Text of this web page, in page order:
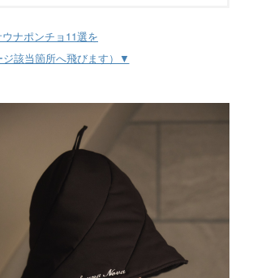
ナポンチョ11選を
該当箇所へ飛びます）▼